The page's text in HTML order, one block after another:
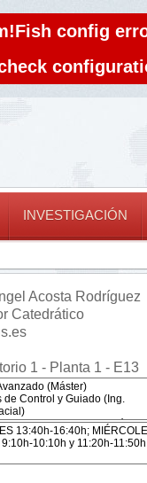
config
INVESTIGACIÓN
Acosta Rodríguez
Catedrático
1 - Planta 1 - E13